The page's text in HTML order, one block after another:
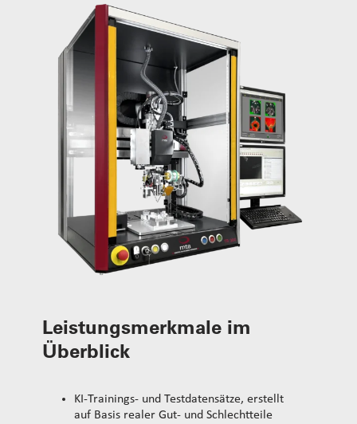
Leistungsmerkmale im
Überblick
KI-Trainings- und Testdatensätze, erstellt
auf Basis realer Gut- und Schlechtteile